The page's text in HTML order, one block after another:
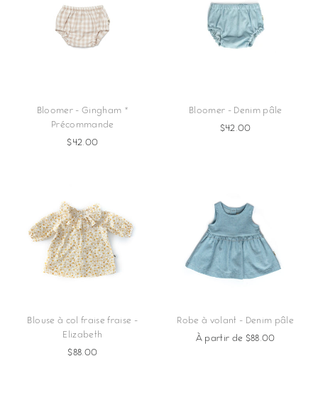
Bloomer - Gingham *
Précommande
$42.00
Bloomer - Denim pâle
$42.00
Blouse à col fraise fraise -
Elizabeth
$88.00
Robe à volant - Denim pâle
À partir de $88.00